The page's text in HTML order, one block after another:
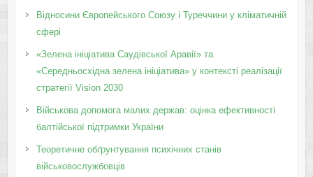
Відносини Європейського Союзу і Туреччини у кліматичній
сфері
«Зелена ініціатива Саудівської Аравії» та
«Середньосхідна зелена ініціатива» у контексті реалізації
стратегії Vision 2030
Військова допомога малих держав: оцінка ефективності
балтійської підтримки України
Теоретичне обґрунтування психічних станів
військовослужбовців